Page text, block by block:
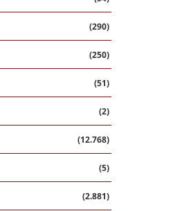
(290)
(250)
(51)
(2)
(12.768)
(5)
(2.881)